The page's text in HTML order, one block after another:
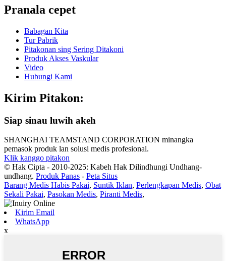
Pranala cepet
Babagan Kita
Tur Pabrik
Pitakonan sing Sering Ditakoni
Produk Akses Vaskular
Video
Hubungi Kami
Kirim Pitakon:
Siap sinau luwih akeh
SHANGHAI TEAMSTAND CORPORATION minangka
pemasok produk lan solusi medis profesional.
Klik kanggo pitakon
© Hak Cipta - 2010-2025: Kabeh Hak Dilindhungi Undhang-
undhang. Produk Panas - Peta Situs
Barang Medis Habis Pakai, Suntik Iklan, Perlengkapan Medis, Obat
Sekali Pakai, Pasokan Medis, Piranti Medis,
Kirim Email
WhatsApp
x